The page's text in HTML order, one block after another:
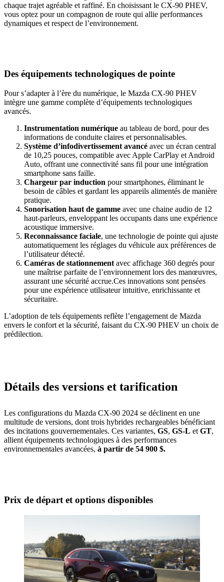
chaque trajet agréable et raffiné. En choisissant le CX-90 PHEV,
vous optez pour un compagnon de route qui allie performances
dynamiques et respect de l’environnement.
Des équipements technologiques de pointe
Pour s’adapter à l’ère du numérique, le Mazda CX-90 PHEV
intègre une gamme complète d’équipements technologiques
avancés.
Instrumentation numérique au tableau de bord, pour des
informations de conduite claires et personnalisables.
Système d’infodivertissement avancé avec un écran central
de 10,25 pouces, compatible avec Apple CarPlay et Android
Auto, offrant une connectivité sans fil pour une intégration
smartphone sans faille.
Chargeur par induction pour smartphones, éliminant le
besoin de câbles et gardant les appareils alimentés de manière
pratique.
Sonorisation haut de gamme avec une chaine audio de 12
haut-parleurs, enveloppant les occupants dans une expérience
acoustique immersive.
Reconnaissance faciale, une technologie de pointe qui ajuste
automatiquement les réglages du véhicule aux préférences de
l’utilisateur détecté.
Caméras de stationnement avec affichage 360 degrés pour
une maîtrise parfaite de l’environnement lors des manœuvres,
assurant une sécurité accrue.Ces innovations sont pensées
pour une expérience utilisateur intuitive, enrichissante et
sécuritaire.
L’adoption de tels équipements reflète l’engagement de Mazda
envers le confort et la sécurité, faisant du CX-90 PHEV un choix de
prédilection.
Détails des versions et tarification
Les configurations du Mazda CX-90 2024 se déclinent en une
multitude de versions, dont trois hybrides rechargeables bénéficiant
des incitations gouvernementales. Ces variantes, GS, GS-L et GT,
allient équipements technologiques à des performances
environnementales avancées, à partir de 54 900 $.
Prix de départ et options disponibles